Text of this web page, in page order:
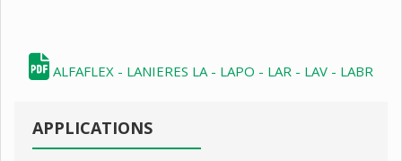
ALFAFLEX - LANIERES LA - LAPO - LAR - LAV - LABR
APPLICATIONS